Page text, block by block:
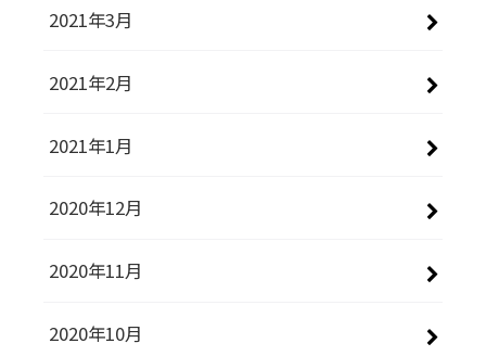
2021年3月
2021年2月
2021年1月
2020年12月
2020年11月
2020年10月